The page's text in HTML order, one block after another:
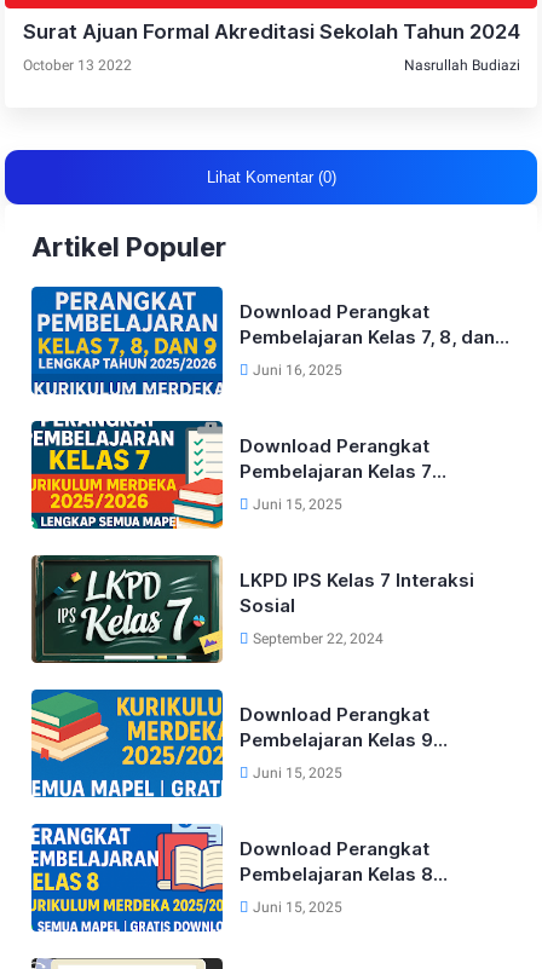
Surat Ajuan Formal Akreditasi Sekolah Tahun 2024
October 13 2022 Nasrullah Budiazi
Lihat Komentar (0)
Artikel Populer
Download Perangkat
Pembelajaran Kelas 7, 8, dan
9 Lengkap Tahun 2025/2026
Juni 16, 2025
Download Perangkat
Pembelajaran Kelas 7
Kurikulum Merdeka Lengkap
Juni 15, 2025
LKPD IPS Kelas 7 Interaksi
Sosial
September 22, 2024
Download Perangkat
Pembelajaran Kelas 9
Kurikulum Merdeka Lengkap
Juni 15, 2025
Download Perangkat
Pembelajaran Kelas 8
Kurikulum Merdeka Lengkap
Juni 15, 2025